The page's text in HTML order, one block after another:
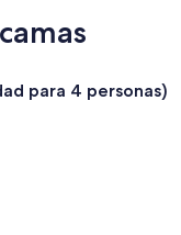
para 4 personas)